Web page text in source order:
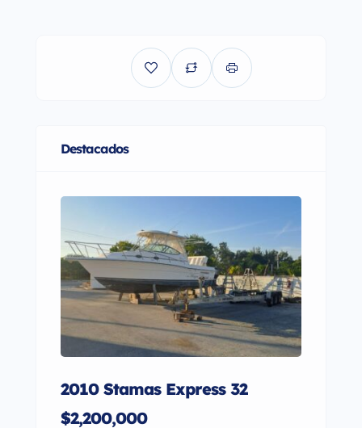
Destacados
2010 Stamas Express 32
$2,200,000